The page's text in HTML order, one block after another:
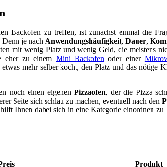
Backofen zu treffen, ist zunächst einmal die
je nach Anwendungshäufigkeit, Dauer,
mit wenig Platz und wenig Geld, die meistens
eher zu einem Mini Backofen oder einer
mehr selber kocht, den Platz und das nötige
noch einen eigenenPizzaofen, der die Pizza
Seite sich schlau zu machen, eventuell nach den
Ihnen dabei sich in eine Kategorie einordnen zu
Produkt